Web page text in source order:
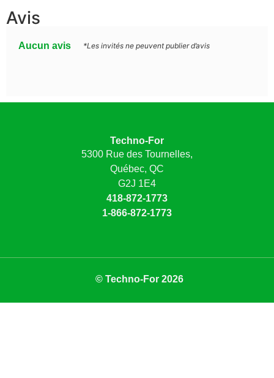
Avis
Aucun avis *Les invités ne peuvent publier d’avis
Techno-For
5300 Rue des Tournelles,
Québec, QC
G2J 1E4
418-872-1773
1-866-872-1773
© Techno-For 2026